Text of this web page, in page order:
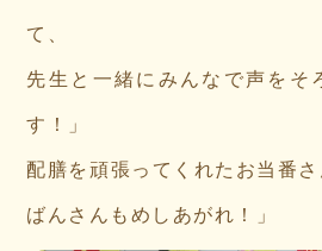
て、
先生と一緒にみんなで声をそ
す！」
配膳を頑張ってくれたお当番
ばんさんもめしあがれ！」